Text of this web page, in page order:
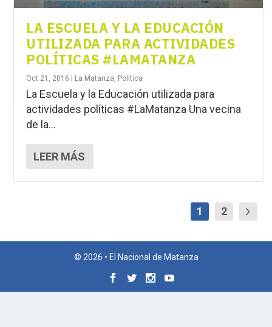
LA ESCUELA Y LA EDUCACIÓN
UTILIZADA PARA ACTIVIDADES
POLÍTICAS #LAMATANZA
Oct 21, 2016 La Matanza, Política
La Escuela y la Educación utilizada para
actividades políticas #LaMatanza Una vecina
de la...
LEER MÁS
1 2
© 2026 • El Nacional de Matanza